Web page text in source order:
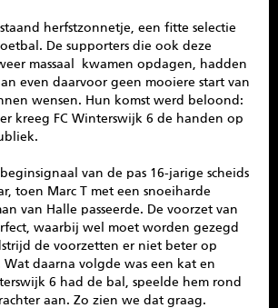
herfstzonnetje, een fitte selectie
De supporters die ook deze
massaal kwamen opdagen, hadden
even daarvoor geen mooiere start van
wensen. Hun komst werd beloond:
kreeg FC Winterswijk 6 de handen op
van de pas 16-jarige scheids
toen Marc T met een snoeiharde
van Halle passeerde. De voorzet van
waarbij wel moet worden gezegd
de voorzetten er niet beter op
Wat daarna volgde was een kat en
6 had de bal, speelde hem rond
aan. Zo zien we dat graag.